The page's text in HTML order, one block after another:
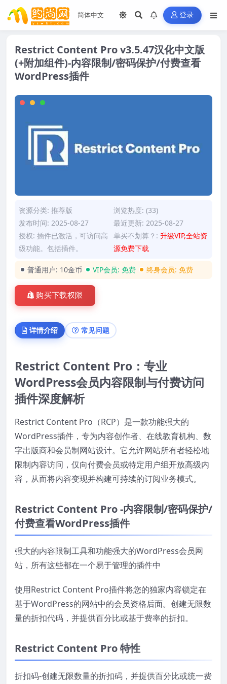
登录
Restrict Content Pro v3.5.47汉化中文版
(+附加组件)-内容限制/密码保护/付费查看
WordPress插件
资源分类: 推荐版
浏览热度: (33)
发布时间: 2025-08-27
最近更新: 2025-08-27
授权: 插件已激活，可访问高
级功能。包括插件。
单买不划算？: 升级VIP,全站资
源免费下载
普通用户: 10金币 VIP会员: 免费 终身会员: 免费
购买下载权限
详情介绍 常见问题
Restrict Content Pro：专业
WordPress会员内容限制与付费访问
插件深度解析
Restrict Content Pro（RCP）是一款功能强大的
WordPress插件，专为内容创作者、在线教育机构、数
字出版商和会员制网站设计。它允许网站所有者轻松地
限制内容访问，仅向付费会员或特定用户组开放高级内
容，从而将内容变现并构建可持续的订阅业务模式。
Restrict Content Pro -内容限制/密码保护/
付费查看WordPress插件
强大的内容限制工具和功能强大的WordPress会员网
站，所有这些都在一个易于管理的插件中
使用Restrict Content Pro插件将您的独家内容锁定在
基于WordPress的网站中的会员资格后面。创建无限数
量的折扣代码，并提供百分比或基于费率的折扣。
Restrict Content Pro 特性
折扣码-创建无限数量的折扣码，并提供百分比或统一费